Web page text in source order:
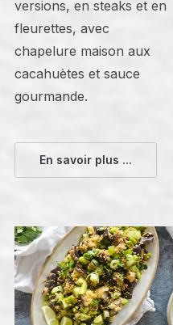
versions, en steaks et en
fleurettes, avec
chapelure maison aux
cacahuètes et sauce
gourmande.
En savoir plus ...